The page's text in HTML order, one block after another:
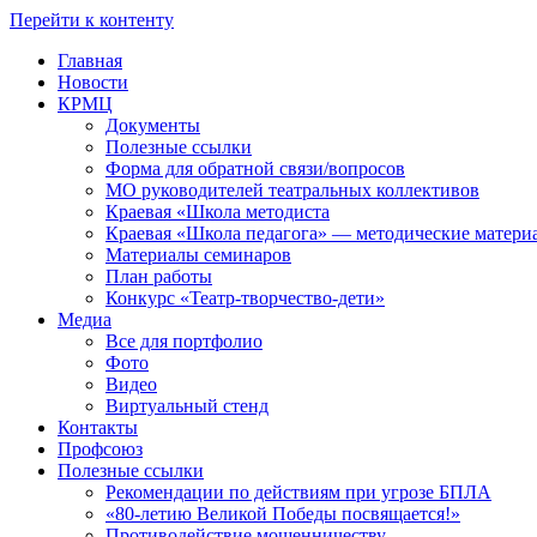
Перейти к контенту
Главная
Новости
КРМЦ
Документы
Полезные ссылки
Форма для обратной связи/вопросов
МО руководителей театральных коллективов
Краевая «Школа методиста
Краевая «Школа педагога» — методические
Материалы семинаров
План работы
Конкурс «Театр-творчество-дети»
Медиа
Все для портфолио
Фото
Видео
Виртуальный стенд
Контакты
Профсоюз
Полезные ссылки
Рекомендации по действиям при угрозе БПЛА
«80-летию Великой Победы посвящается!»